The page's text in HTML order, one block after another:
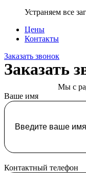
Устраняем все
Цены
Контакты
Заказать звонок
Заказать
Мы с
Ваше имя
Контактный телефон